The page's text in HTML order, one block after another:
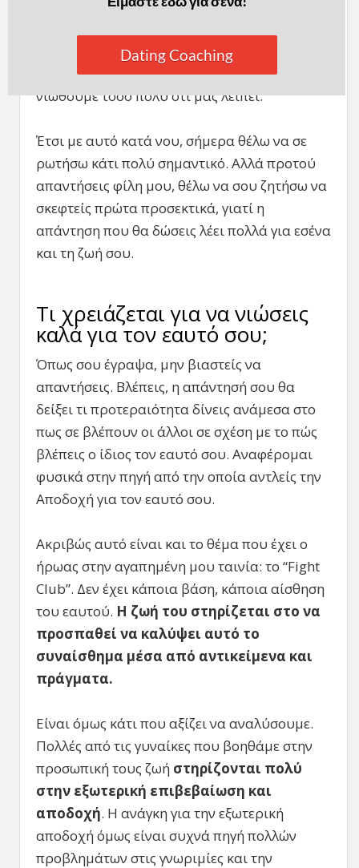
που δεν χρειαζόμαστε πραγματικά μόνο και
μόνο επειδή μας δίνουν μια ταυτότητα, που
νιώθουμε τόσο πολύ ότι μας λείπει.
Έτσι με αυτό κατά νου, σήμερα θέλω να σε
ρωτήσω κάτι πολύ σημαντικό. Αλλά προτού
απαντήσεις φίλη μου, θέλω να σου ζητήσω να
σκεφτείς πρώτα προσεκτικά, γιατί η
απάντηση που θα δώσεις λέει πολλά για εσένα
και τη ζωή σου.
Τι χρειάζεται για να νιώσεις
καλά για τον εαυτό σου;
Όπως σου έγραψα, μην βιαστείς να
απαντήσεις. Βλέπεις, η απάντησή σου θα
δείξει τι προτεραιότητα δίνεις ανάμεσα στο
πως σε βλέπουν οι άλλοι σε σχέση με το πώς
βλέπεις ο ίδιος τον εαυτό σου. Αναφέρομαι
φυσικά στην πηγή από την οποία αντλείς την
Αποδοχή για τον εαυτό σου.
Ακριβώς αυτό είναι και το θέμα που έχει ο
ήρωας στην αγαπημένη μου ταινία: το “Fight
Club”. Δεν έχει κάποια βάση, κάποια αίσθηση
του εαυτού. Η ζωή του στηρίζεται στο να
προσπαθεί να καλύψει αυτό το
συναίσθημα μέσα από αντικείμενα και
πράγματα.
Είναι όμως κάτι που αξίζει να αναλύσουμε.
Πολλές από τις γυναίκες που βοηθάμε στην
προσωπική τους ζωή στηρίζονται πολύ
στην εξωτερική επιβεβαίωση και
αποδοχή. Η ανάγκη για την εξωτερική
αποδοχή όμως είναι συχνά πηγή πολλών
προβλημάτων στις γνωριμίες και την
Dating Coaching